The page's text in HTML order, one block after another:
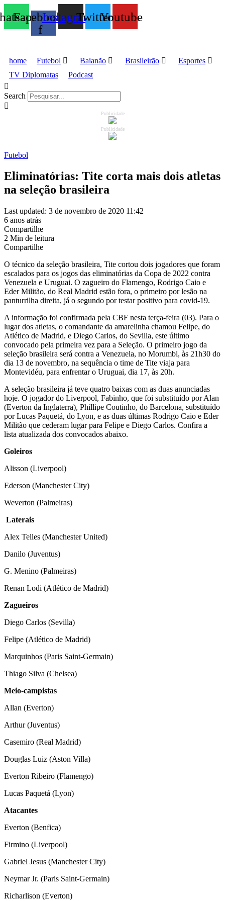
Facebook-
f
InstagramTwitterYoutube
home Futebol Baianão Brasileirão
Esportes
TV Diplomatas
Podcast
Search
Publicidade
Publicidade
Futebol
Eliminatórias: Tite corta mais dois atletas
na seleção brasileira
Last updated: 3 de novembro de 2020 11:42
6 anos atrás
Compartilhe
2 Min de leitura
Compartilhe
O técnico da seleção brasileira, Tite cortou dois jogadores que foram
escalados para os jogos das eliminatórias da Copa de 2022 contra
Venezuela e Uruguai. O zagueiro do Flamengo, Rodrigo Caio e
Eder Militão, do Real Madrid estão fora, o primeiro por lesão na
panturrilha direita, já o segundo por testar positivo para covid-19.
A informação foi confirmada pela CBF nesta terça-feira (03). Para o
lugar dos atletas, o comandante da amarelinha chamou Felipe, do
Atlético de Madrid, e Diego Carlos, do Sevilla, este último
convocado pela primeira vez para a Seleção. O primeiro jogo da
seleção brasileira será contra a Venezuela, no Morumbi, às 21h30 do
dia 13 de novembro, na sequência o time de Tite viaja para
Montevidéu, para enfrentar o Uruguai, dia 17, às 20h.
A seleção brasileira já teve quatro baixas com as duas anunciadas
hoje. O jogador do Liverpool, Fabinho, que foi substituído por Alan
(Everton da Inglaterra), Phillipe Coutinho, do Barcelona, substituído
por Lucas Paquetá, do Lyon, e as duas últimas Rodrigo Caio e Eder
Militão que cederam lugar para Felipe e Diego Carlos. Confira a
lista atualizada dos convocados abaixo.
Goleiros
Alisson (Liverpool)
Ederson (Manchester City)
Weverton (Palmeiras)
Laterais
Alex Telles (Manchester United)
Danilo (Juventus)
G. Menino (Palmeiras)
Renan Lodi (Atlético de Madrid)
Zagueiros
Diego Carlos (Sevilla)
Felipe (Atlético de Madrid)
Marquinhos (Paris Saint-Germain)
Thiago Silva (Chelsea)
Meio-campistas
Allan (Everton)
Arthur (Juventus)
Casemiro (Real Madrid)
Douglas Luiz (Aston Villa)
Everton Ribeiro (Flamengo)
Lucas Paquetá (Lyon)
Atacantes
Everton (Benfica)
Firmino (Liverpool)
Gabriel Jesus (Manchester City)
Neymar Jr. (Paris Saint-Germain)
Richarlison (Everton)